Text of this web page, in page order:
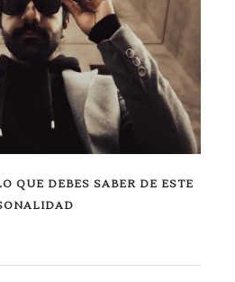
QUE DEBES SABER DE ESTE